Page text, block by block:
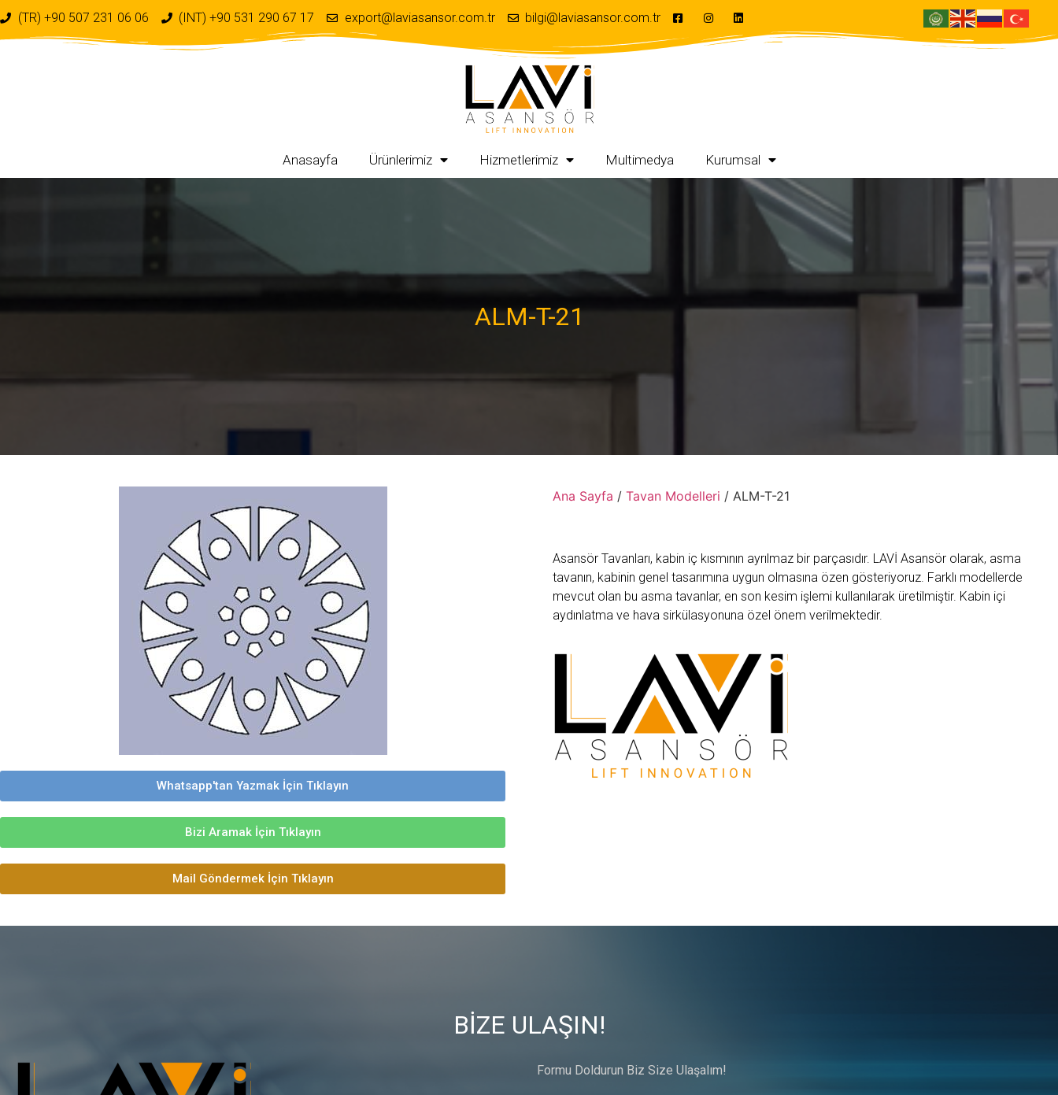
(TR) +90 507 231 06 06 (INT) +90 531 290 67 17 export@laviasansor.com.tr bilgi@laviasansor.com.tr
Anasayfa Ürünlerimiz Hizmetlerimiz Multimedya Kurumsal
ALM-T-21
Whatsapp'tan Yazmak İçin Tıklayın
Bizi Aramak İçin Tıklayın
Mail Göndermek İçin Tıklayın
Ana Sayfa / Tavan Modelleri / ALM-T-21
Asansör Tavanları, kabin iç kısmının ayrılmaz bir parçasıdır. LAVİ Asansör olarak, asma
tavanın, kabinin genel tasarımına uygun olmasına özen gösteriyoruz. Farklı modellerde
mevcut olan bu asma tavanlar, en son kesim işlemi kullanılarak üretilmiştir. Kabin içi
aydınlatma ve hava sirkülasyonuna özel önem verilmektedir.
BİZE ULAŞIN!
Formu Doldurun Biz Size Ulaşalım!